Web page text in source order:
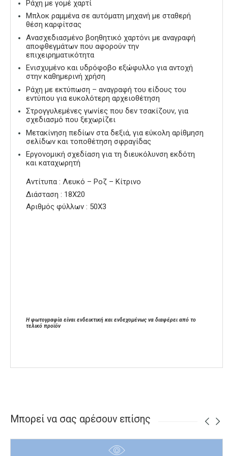
Ράχη με γομέ χαρτί
Μπλοκ ραμμένα σε αυτόματη μηχανή με σταθερή
θέση καρφίτσας
Ανασχεδιασμένο βοηθητικό χαρτόνι με αναγραφή
αποφθεγμάτων που αφορούν την
επιχειρηματικότητα
Ενισχυμένο και υδρόφοβο εξώφυλλο για αντοχή
στην καθημερινή χρήση
Ράχη με εκτύπωση – αναγραφή του είδους του
εντύπου για ευκολότερη αρχειοθέτηση
Στρογγυλεμένες γωνίες που δεν τσακίζουν, για
σχεδιασμό που ξεχωρίζει
Μετακίνηση πεδίων στα δεξιά, για εύκολη αρίθμηση
σελίδων και τοποθέτηση σφραγίδας
Εργονομική σχεδίαση για τη διευκόλυνση εκδότη
και καταχωρητή
Αντίτυπα : Λευκό – Ροζ – Κίτρινο
Διάσταση : 18Χ20
Αριθμός φύλλων : 50Χ3
Η φωτογραφία είναι ενδεικτική και ενδεχομένως να διαφέρει από το
τελικό προϊόν
Μπορεί να σας αρέσουν επίσης